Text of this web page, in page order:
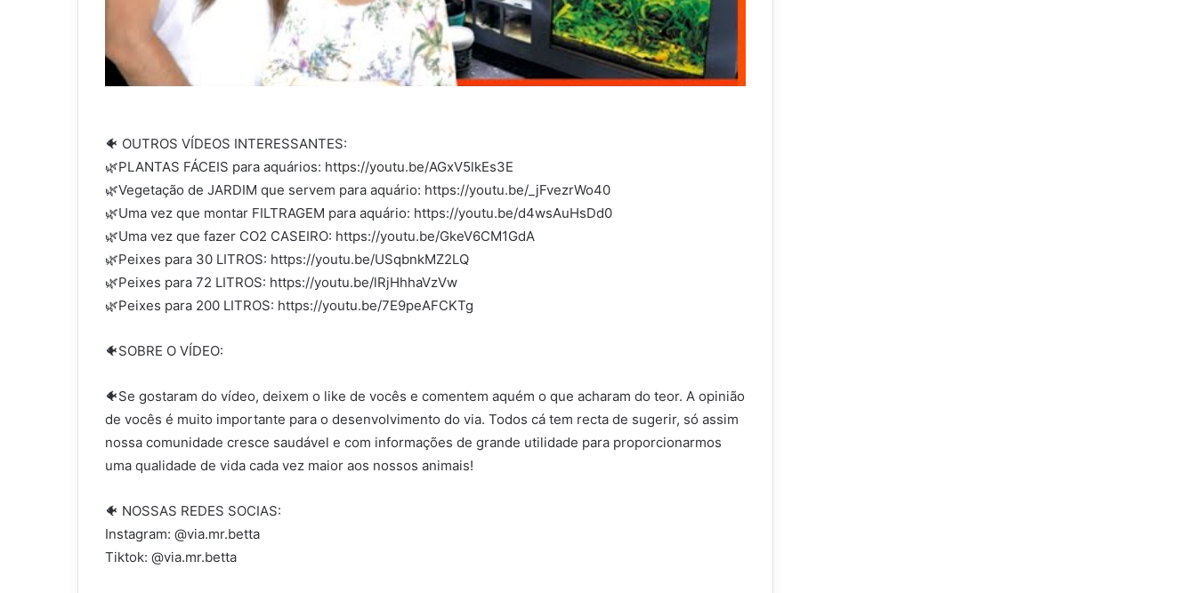
🐠 OUTROS VÍDEOS INTERESSANTES:
🌿PLANTAS FÁCEIS para aquários: https://youtu.be/AGxV5lkEs3E
🌿Vegetação de JARDIM que servem para aquário: https://youtu.be/_jFvezrWo40
🌿Uma vez que montar FILTRAGEM para aquário: https://youtu.be/d4wsAuHsDd0
🌿Uma vez que fazer CO2 CASEIRO: https://youtu.be/GkeV6CM1GdA
🌿Peixes para 30 LITROS: https://youtu.be/USqbnkMZ2LQ
🌿Peixes para 72 LITROS: https://youtu.be/lRjHhhaVzVw
🌿Peixes para 200 LITROS: https://youtu.be/7E9peAFCKTg
🐠SOBRE O VÍDEO:
🐠Se gostaram do vídeo, deixem o like de vocês e comentem aquém o que acharam do teor. A opinião
de vocês é muito importante para o desenvolvimento do via. Todos cá tem recta de sugerir, só assim
nossa comunidade cresce saudável e com informações de grande utilidade para proporcionarmos
uma qualidade de vida cada vez maior aos nossos animais!
🐠 NOSSAS REDES SOCIAS:
Instagram: @via.mr.betta
Tiktok: @via.mr.betta